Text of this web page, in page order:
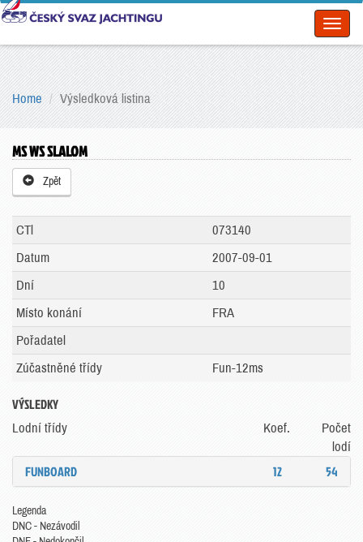
Home Výsledková listina
MS WS SLALOM
Zpět
CTl
073140
Datum
2007-09-01
Dní
10
Místo konání
FRA
Pořadatel
Zúčastněné třídy
Fun-12ms
VÝSLEDKY
Lodní třídy Koef.
Počet
lodí
FUNBOARD 12 54
Legenda
DNC - Nezávodil